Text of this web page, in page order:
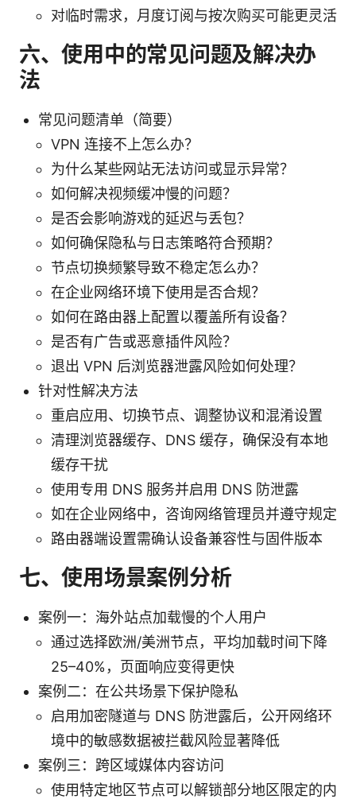
对临时需求，月度订阅与按次购买可能更灵活
六、使用中的常见问题及解决办
法
常见问题清单（简要）
VPN 连接不上怎么办？
为什么某些网站无法访问或显示异常？
如何解决视频缓冲慢的问题？
是否会影响游戏的延迟与丢包？
如何确保隐私与日志策略符合预期？
节点切换频繁导致不稳定怎么办？
在企业网络环境下使用是否合规？
如何在路由器上配置以覆盖所有设备？
是否有广告或恶意插件风险？
退出 VPN 后浏览器泄露风险如何处理？
针对性解决方法
重启应用、切换节点、调整协议和混淆设置
清理浏览器缓存、DNS 缓存，确保没有本地
缓存干扰
使用专用 DNS 服务并启用 DNS 防泄露
如在企业网络中，咨询网络管理员并遵守规定
路由器端设置需确认设备兼容性与固件版本
七、使用场景案例分析
案例一：海外站点加载慢的个人用户
通过选择欧洲/美洲节点，平均加载时间下降
25–40%，页面响应变得更快
案例二：在公共场景下保护隐私
启用加密隧道与 DNS 防泄露后，公开网络环
境中的敏感数据被拦截风险显著降低
案例三：跨区域媒体内容访问
使用特定地区节点可以解锁部分地区限定的内